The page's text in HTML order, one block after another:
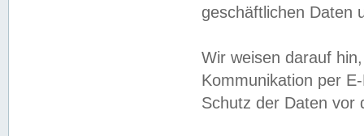
geschäftlichen Daten
Wir weisen darauf
Kommunikation per
Schutz der Daten vor